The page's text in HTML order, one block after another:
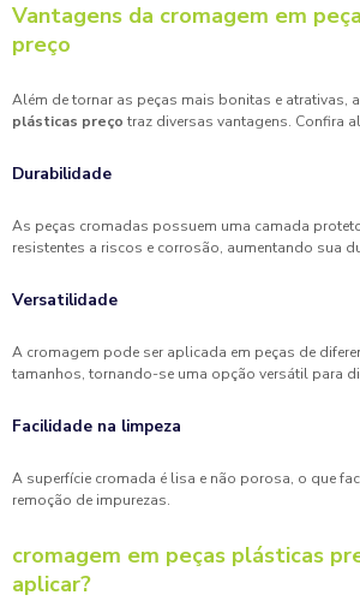
Vantagens da cromagem em
preço
Além de tornar as peças mais bonitas e atrativas, a
plásticas preço traz diversas vantagens. Confira
Durabilidade
As peças cromadas possuem uma camada
resistentes a riscos e corrosão, aumentando sua
Versatilidade
A cromagem pode ser aplicada em peças de
tamanhos, tornando-se uma opção versátil para
Facilidade na limpeza
A superfície cromada é lisa e não porosa, o que
remoção de impurezas.
cromagem em peças plásticas
aplicar?